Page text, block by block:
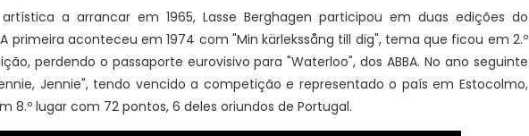
a arrancar em 1965, Lasse Berghagen participou em duas edições do
A primeira aconteceu em 1974 com "Min kärlekssång till dig", tema que ficou em 2.º
perdendo o passaporte eurovisivo para "Waterloo", dos ABBA. No ano seguinte
Jennie", tendo vencido a competição e representado o país em Estocolmo,
8.º lugar com 72 pontos, 6 deles oriundos de Portugal.